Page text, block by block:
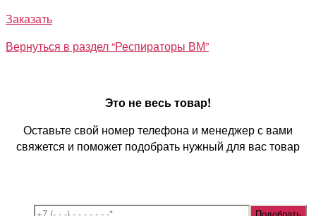
Заказать
Вернуться в раздел “Респираторы ВМ”
Это не весь товар!
Оставьте свой номер телефона и менеджер с вами
свяжется и поможет подобрать нужный для вас товар